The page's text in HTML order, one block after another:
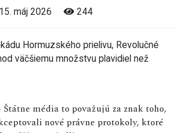
15. máj 2026 244
Štátne média to považujú za znak toho,
nové právne protokoly, ktoré